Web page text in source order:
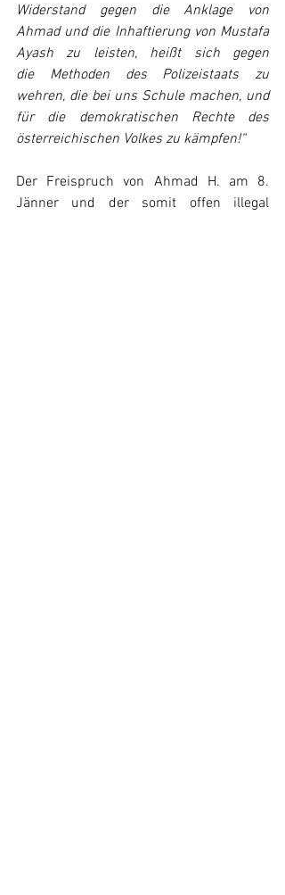
Widerstand gegen die Anklage von
Ahmad und die Inhaftierung von Mustafa
Ayash zu leisten, heißt sich gegen
die Methoden des Polizeistaats zu
wehren, die bei uns Schule machen, und
für die demokratischen Rechte des
österreichischen Volkes zu kämpfen!“
Der Freispruch von Ahmad H. am 8.
Jänner und der somit offen illegal